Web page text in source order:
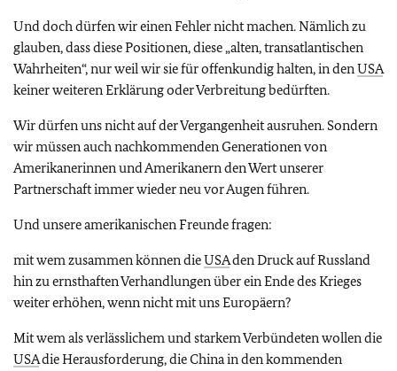
Und doch dürfen wir einen Fehler nicht machen. Nämlich zu
glauben, dass diese Positionen, diese „alten, transatlantischen
Wahrheiten“, nur weil wir sie für offenkundig halten, in denUSA
keiner weiteren Erklärung oder Verbreitung bedürften.
Wir dürfen uns nicht auf der Vergangenheit ausruhen. Sondern
wir müssen auch nachkommenden Generationen von
Amerikanerinnen und Amerikanern den Wert unserer
Partnerschaft immer wieder neu vor Augen führen.
Und unsere amerikanischen Freunde fragen:
mit wem zusammen können dieUSAden Druck auf Russland
hin zu ernsthaften Verhandlungen über ein Ende des Krieges
weiter erhöhen, wenn nicht mit uns Europäern?
Mit wem als verlässlichem und starkem Verbündeten wollen die
USAdie Herausforderung, die China in den kommenden